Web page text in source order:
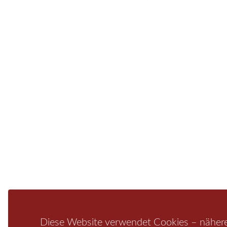
Diese Website verwendet Cookies –